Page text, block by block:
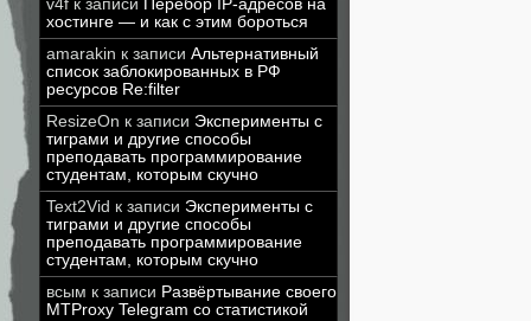
v4f к записи Перебор IP-адресов на
хостинге — и как с этим бороться
amarakin к записи Альтернативный
список заблокированных в РФ
ресурсов Re:filter
ResizeOn к записи Эксперименты с
тиграми и другие способы
преподавать программирование
студентам, которым скучно
Text2Vid к записи Эксперименты с
тиграми и другие способы
преподавать программирование
студентам, которым скучно
всым к записи Развёртывание своего
MTProxy Telegram со статистикой